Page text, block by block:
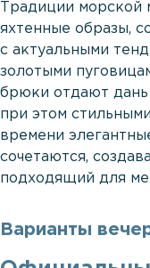
Традиции
яхтенные образы,
с актуальными
золотыми
брюки отдают дань
при этом
времени
сочетаются,
подходящий для
Варианты